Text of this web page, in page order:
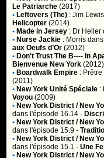
Le Patriarche (2017)
• Leftovers (The) :Jim Lewis
Helicopter (2014)
• Made in Jersey : Dr Heller
• Nurse Jackie : Morris
aux Oeufs d’Or (2012)
• Don't Trust The B---- In
Bienvenue New York (2012)
• Boardwalk Empire : Prêtre
(2011)
• New York Unité Spéciale :
Voyou (2009)
• New York District / New
dans l'épisode 16.14 -
• New York District / New
dans l'épisode 15.9 -
• New York District / New
dans l'épisode 15.1 -Une
• New York District / New